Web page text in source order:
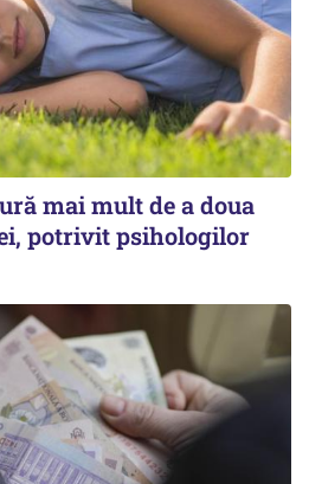
mai mult de a doua
potrivit psihologilor